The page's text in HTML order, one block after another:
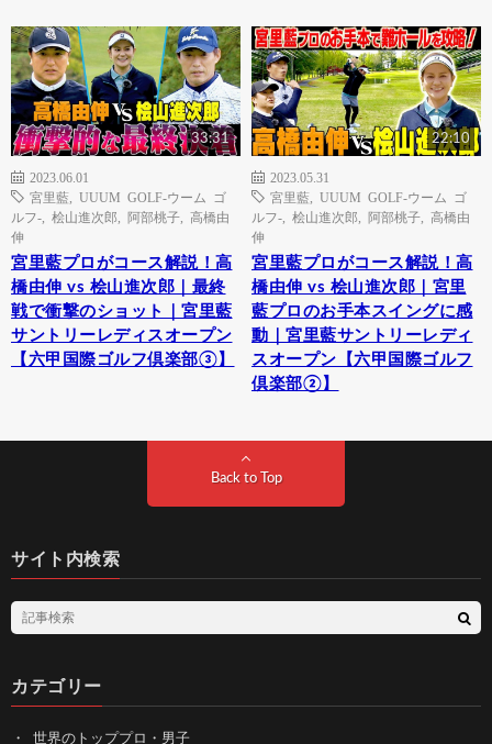
33:31
2023.06.01
宮里藍
UUUM GOLF-ウーム ゴ
ルフ-
桧山進次郎 阿部桃子
高橋由
伸
宮里藍プロがコース解説！高
橋由伸 vs 桧山進次郎｜最終
戦で衝撃のショット｜宮里藍
サントリーレディスオープン
【六甲国際ゴルフ倶楽部③】
22:10
2023.05.31
宮里藍
UUUM GOLF-ウーム ゴ
ルフ-
桧山進次郎 阿部桃子
高橋由
伸
宮里藍プロがコース解説！高
橋由伸 vs 桧山進次郎｜宮里
藍プロのお手本スイングに感
動｜宮里藍サントリーレディ
スオープン【六甲国際ゴルフ
倶楽部②】
Back to Top
サイト内検索
カテゴリー
世界のトッププロ・男子